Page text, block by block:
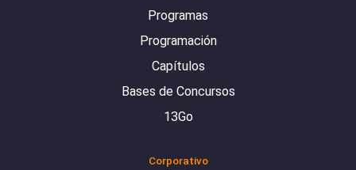
Programas
Programación
Capítulos
Bases de Concursos
13Go
Corporativo